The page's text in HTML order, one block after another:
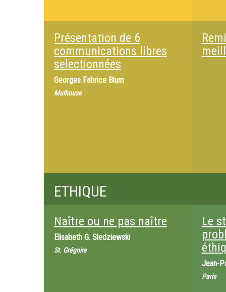
Présentation de 6
communications libres
selectionnées
Georges Fabrice Blum
Mulhouse
ETHIQUE
Naître ou ne pas naître
Elisabeth G. Sledziewski
St. Grégoire
Le
Jean-
Paris